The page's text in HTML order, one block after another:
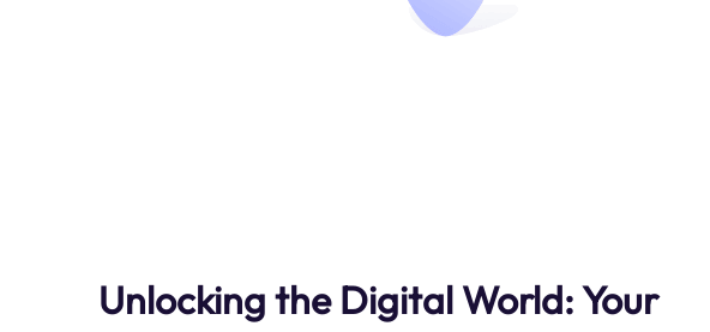
Unlocking the Digital World: Your